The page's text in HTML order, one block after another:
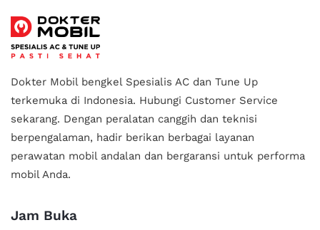
Dokter Mobil bengkel Spesialis AC dan Tune Up
terkemuka di Indonesia. Hubungi Customer Service
sekarang. Dengan peralatan canggih dan teknisi
berpengalaman, hadir berikan berbagai layanan
perawatan mobil andalan dan bergaransi untuk performa
mobil Anda.
Jam Buka